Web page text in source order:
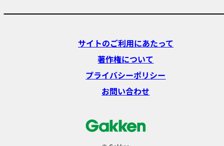
サイトのご利用にあたって
著作権について
プライバシーポリシー
お問い合わせ